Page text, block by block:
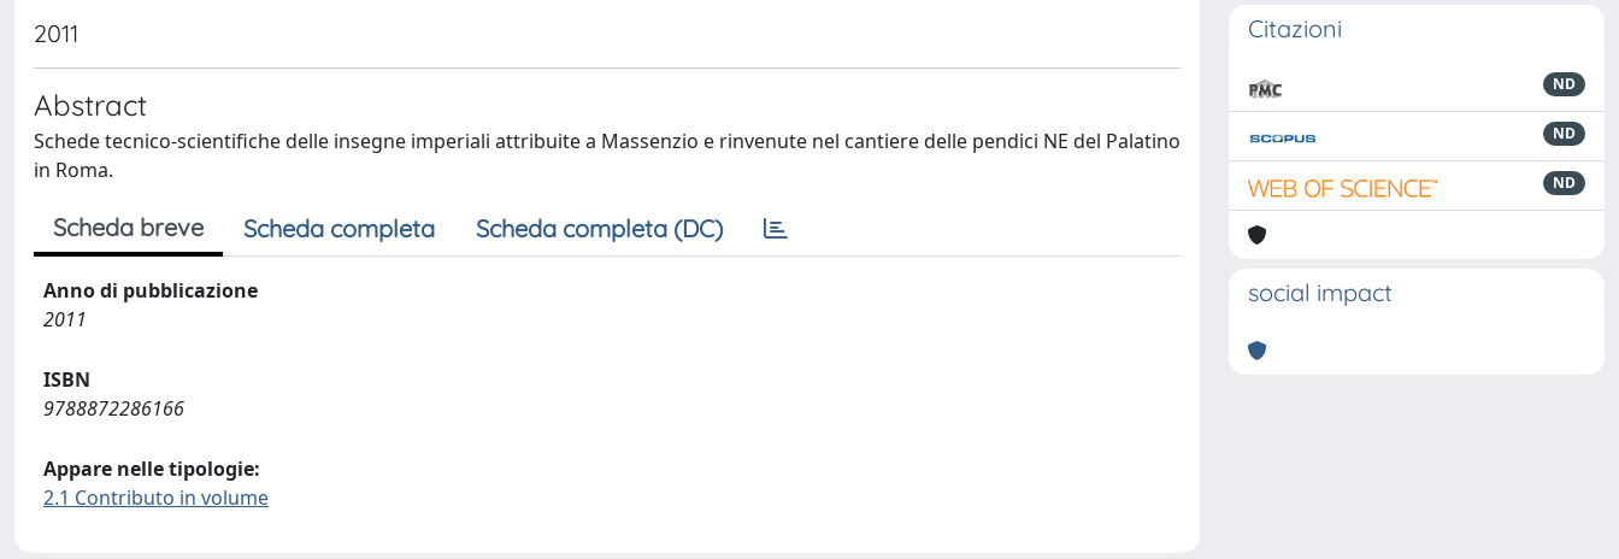
2011
Abstract
Schede tecnico-scientifiche delle insegne imperiali attribuite a Massenzio e rinvenute nel cantiere delle pendici NE del Palatino
in Roma.
Scheda breve Scheda completa Scheda completa (DC)
Anno di pubblicazione
2011
ISBN
9788872286166
Appare nelle tipologie:
2.1 Contributo in volume
Citazioni
ND
ND
ND
social impact